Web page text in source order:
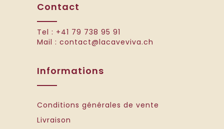
Contact
Tel : +41 79 738 95 91
Mail : contact@lacaveviva.ch
Informations
Conditions générales de vente
Livraison